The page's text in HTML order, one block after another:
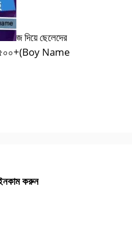
জ দিয়ে ছেলেদের
৫০০+(Boy Name
করুন